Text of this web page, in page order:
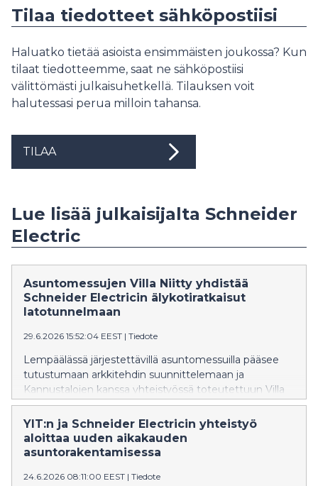
Tilaa tiedotteet sähköpostiisi
Haluatko tietää asioista ensimmäisten joukossa? Kun
tilaat tiedotteemme, saat ne sähköpostiisi
välittömästi julkaisuhetkellä. Tilauksen voit
halutessasi perua milloin tahansa.
TILAA
Lue lisää julkaisijalta Schneider
Electric
Asuntomessujen Villa Niitty yhdistää
Schneider Electricin älykotiratkaisut
latotunnelmaan
29.6.2026 15:52:04 EEST | Tiedote
Lempäälässä järjestettävillä asuntomessuilla pääsee
tutustumaan arkkitehdin suunnittelemaan ja
Kannustalojen kanssa yhteistyössä toteutettuun Villa
Niittyyn. Talon tulevat asukkaat halusivat hyvin
käytettyjä neliöitä, jotka mukautuvat erilaisiin
elämäntilanteisiin. Kotiin valittiin Schneider Electricin
Wiser-älykotituotteita, joiden avulla
parantaa.
YIT:n ja Schneider Electricin yhteistyö
aloittaa uuden aikakauden
asuntorakentamisessa
24.6.2026 08:11:00 EEST | Tiedote